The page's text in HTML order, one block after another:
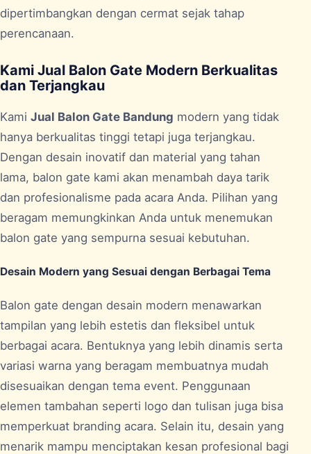
dipertimbangkan dengan cermat sejak tahap
perencanaan.
Kami Jual Balon Gate Modern Berkualitas
dan Terjangkau
Kami Jual Balon Gate Bandung modern yang tidak
hanya berkualitas tinggi tetapi juga terjangkau.
Dengan desain inovatif dan material yang tahan
lama, balon gate kami akan menambah daya tarik
dan profesionalisme pada acara Anda. Pilihan yang
beragam memungkinkan Anda untuk menemukan
balon gate yang sempurna sesuai kebutuhan.
Desain Modern yang Sesuai dengan Berbagai Tema
Balon gate dengan desain modern menawarkan
tampilan yang lebih estetis dan fleksibel untuk
berbagai acara. Bentuknya yang lebih dinamis serta
variasi warna yang beragam membuatnya mudah
disesuaikan dengan tema event. Penggunaan
elemen tambahan seperti logo dan tulisan juga bisa
memperkuat branding acara. Selain itu, desain yang
menarik mampu menciptakan kesan profesional bagi